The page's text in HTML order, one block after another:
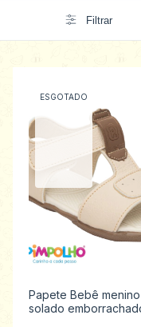
Filtrar
ESGOTADO
Papete Bebê menino
solado